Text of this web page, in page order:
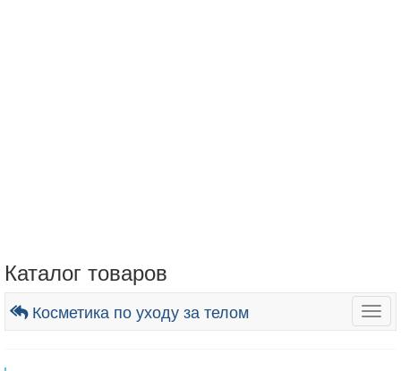
Каталог товаров
Косметика по уходу за телом